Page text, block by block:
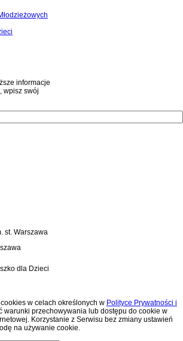
informacje
wpisz swój
st. Warszawa
dla Dzieci
w celach określonych w Polityce Prywatności i
warunki przechowywania lub dostępu do cookie w
Korzystanie z Serwisu bez zmiany ustawień
na używanie cookie.